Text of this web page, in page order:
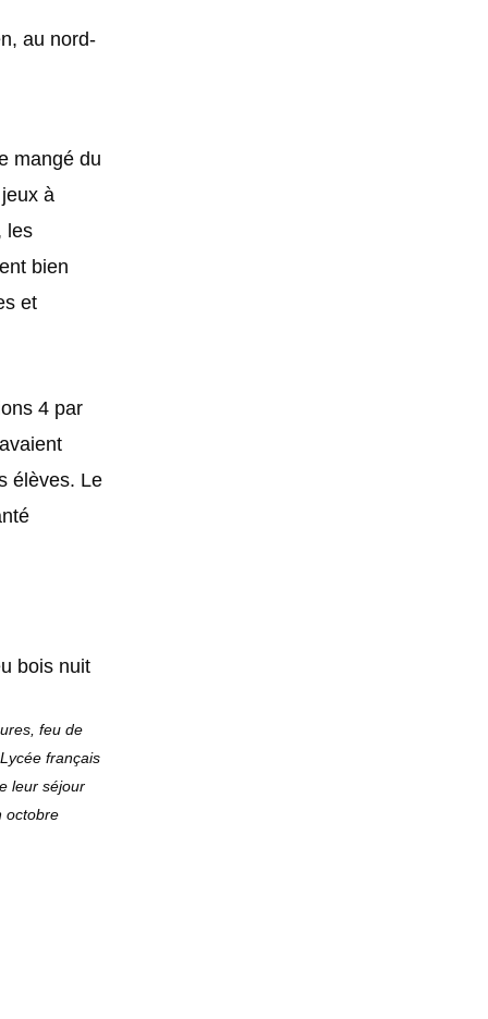
au nord-
mangé du
à
les
bien
et
4 par
élèves. Le
feu de
français
leur séjour
octobre